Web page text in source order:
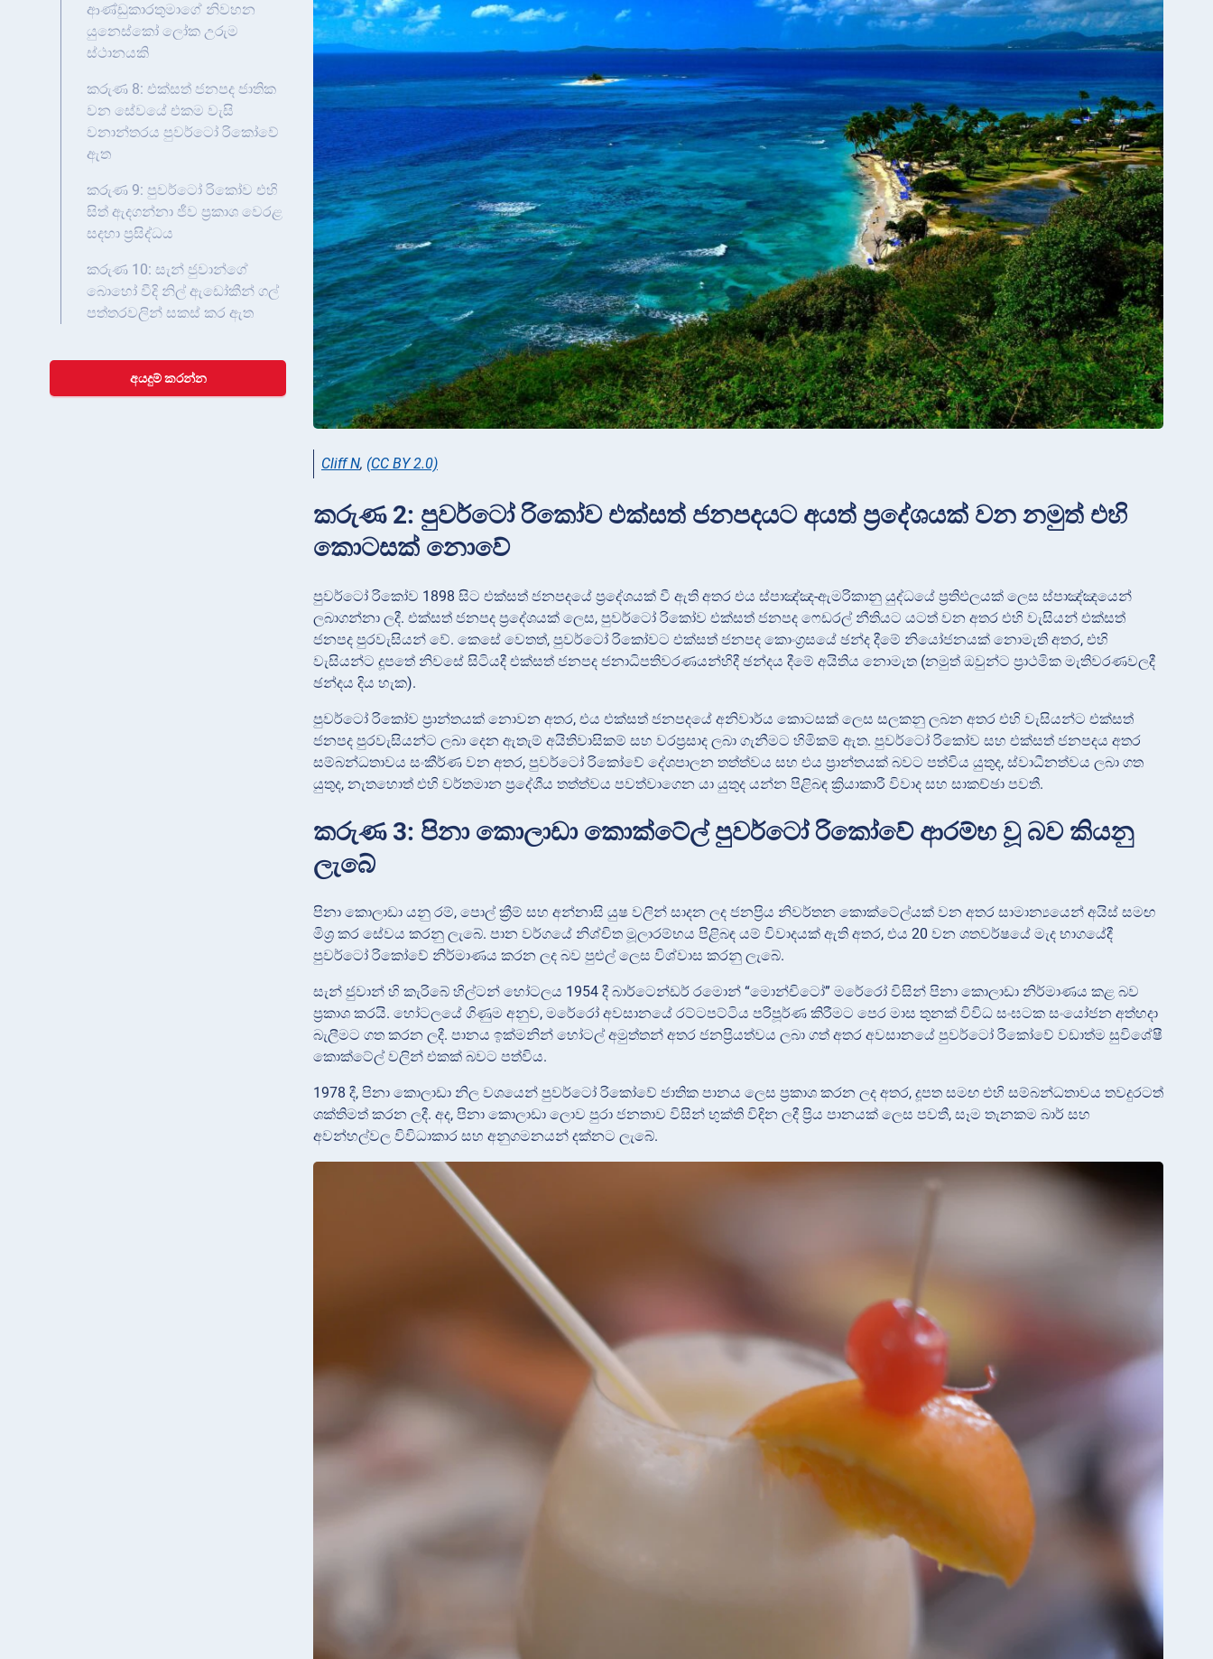
ආණ්ඩුකාරතුමාගේ නිවහන
යුනෙස්කෝ ලෝක උරුම
ස්ථානයකි
කරුණ 8: එක්සත් ජනපද ජාතික
වන සේවයේ එකම වැසි
වනාන්තරය පුවර්ටෝ රිකෝවේ
ඇත
කරුණ 9: පුවර්ටෝ රිකෝව එහි
සිත් ඇදගන්නා ජීව ප්‍රකාශ වෙරළ
සදහා ප්‍රසිද්ධය
කරුණ 10: සැන් ජුවාන්ගේ
බොහෝ වීදි නිල් ඇඩෝකීන් ගල්
පත්තරවලින් සකස් කර ඇත
අයදුම් කරන්න
Cliff N, (CC BY 2.0)
කරුණ 2: පුවර්ටෝ රිකෝව එක්සත් ජනපදයට අයත් ප්‍රදේශයක් වන නමුත් එහි
කොටසක් නොවේ
පුවර්ටෝ රිකෝව 1898 සිට එක්සත් ජනපදයේ ප්‍රදේශයක් වී ඇති අතර එය ස්පාඤ්ඤ-ඇමරිකානු යුද්ධයේ ප්‍රතිඵලයක් ලෙස ස්පාඤ්ඤයෙන්
ලබාගන්නා ලදී. එක්සත් ජනපද ප්‍රදේශයක් ලෙස, පුවර්ටෝ රිකෝව එක්සත් ජනපද ෆෙඩරල් නීතියට යටත් වන අතර එහි වැසියන් එක්සත්
ජනපද පුරවැසියන් වේ. කෙසේ වෙතත්, පුවර්ටෝ රිකෝවට එක්සත් ජනපද කොංග්‍රසයේ ඡන්ද දීමේ නියෝජනයක් නොමැති අතර, එහි
වැසියන්ට දූපතේ නිවසේ සිටියදී එක්සත් ජනපද ජනාධිපතිවරණයන්හිදී ඡන්දය දීමේ අයිතිය නොමැත (නමුත් ඔවුන්ට ප්‍රාථමික මැතිවරණවලදී
ඡන්දය දිය හැක).
පුවර්ටෝ රිකෝව ප්‍රාන්තයක් නොවන අතර, එය එක්සත් ජනපදයේ අනිවාර්ය කොටසක් ලෙස සලකනු ලබන අතර එහි වැසියන්ට එක්සත්
ජනපද පුරවැසියන්ට ලබා දෙන ඇතැම් අයිතිවාසිකම් සහ වරප්‍රසාද ලබා ගැනීමට හිමිකම් ඇත. පුවර්ටෝ රිකෝව සහ එක්සත් ජනපදය අතර
සම්බන්ධතාවය සංකීර්ණ වන අතර, පුවර්ටෝ රිකෝවේ දේශපාලන තත්ත්වය සහ එය ප්‍රාන්තයක් බවට පත්විය යුතුද, ස්වාධීනත්වය ලබා ගත
යුතුද, නැතහොත් එහි වර්තමාන ප්‍රදේශීය තත්ත්වය පවත්වාගෙන යා යුතුද යන්න පිළිබඳ ක්‍රියාකාරී විවාද සහ සාකච්ඡා පවතී.
කරුණ 3: පිනා කොලාඩා කොක්ටේල් පුවර්ටෝ රිකෝවේ ආරම්භ වූ බව කියනු
ලැබේ
පිනා කොලාඩා යනු රම්, පොල් ක්‍රීම් සහ අන්නාසි යුෂ වලින් සාදන ලද ජනප්‍රිය නිවර්තන කොක්ටේල්යක් වන අතර සාමාන්‍යයෙන් අයිස් සමඟ
මිශ්‍ර කර සේවය කරනු ලැබේ. පාන වර්ගයේ නිශ්චිත මූලාරම්භය පිළිබඳ යම් විවාදයක් ඇති අතර, එය 20 වන ශතවර්ෂයේ මැද භාගයේදී
පුවර්ටෝ රිකෝවේ නිර්මාණය කරන ලද බව පුළුල් ලෙස විශ්වාස කරනු ලැබේ.
සැන් ජුවාන් හි කැරිබේ හිල්ටන් හෝටලය 1954 දී බාර්ටෙන්ඩර් රමොන් “මොන්චිටෝ” මරේරෝ විසින් පිනා කොලාඩා නිර්මාණය කළ බව
ප්‍රකාශ කරයි. හෝටලයේ ගිණුම අනුව, මරේරෝ අවසානයේ රට්ටපට්ටිය පරිපූර්ණ කිරීමට පෙර මාස තුනක් විවිධ සංඝටක සංයෝජන අත්හදා
බැලීමට ගත කරන ලදී. පානය ඉක්මනින් හෝටල් අමුත්තන් අතර ජනප්‍රියත්වය ලබා ගත් අතර අවසානයේ පුවර්ටෝ රිකෝවේ වඩාත්ම සුවිශේෂී
කොක්ටේල් වලින් එකක් බවට පත්විය.
1978 දී, පිනා කොලාඩා නිල වශයෙන් පුවර්ටෝ රිකෝවේ ජාතික පානය ලෙස ප්‍රකාශ කරන ලද අතර, දූපත සමඟ එහි සම්බන්ධතාවය තවදුරටත්
ශක්තිමත් කරන ලදී. අද, පිනා කොලාඩා ලොව පුරා ජනතාව විසින් භුක්ති විඳින ලදී ප්‍රිය පානයක් ලෙස පවතී, සෑම තැනකම බාර් සහ
අවන්හල්වල විවිධාකාර සහ අනුගමනයන් දක්නට ලැබේ.